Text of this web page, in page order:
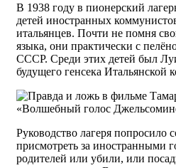
В 1938 году в пионерский
детей иностранных
итальянцев. Почти не помня
языка, они практически с
СССР. Среди этих детей был
будущего генсека Итальянской
Руководство лагеря попросило
присмотреть за иностранными
родителей или убили, или